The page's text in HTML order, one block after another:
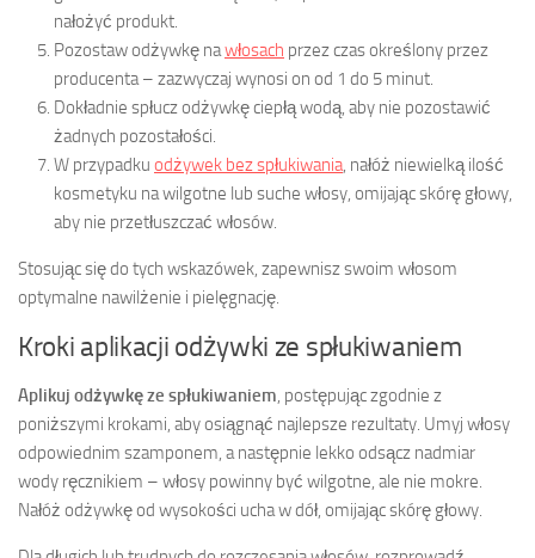
nałożyć produkt.
Pozostaw odżywkę nawłosach przez czas określony przez
producenta – zazwyczaj wynosi on od 1 do 5 minut.
Dokładnie spłucz odżywkę ciepłą wodą, aby nie pozostawić
żadnych pozostałości.
W przypadku odżywek bez spłukiwania , nałóż niewielką ilość
kosmetyku na wilgotne lub suche włosy, omijając skórę głowy,
aby nie przetłuszczać włosów.
Stosując się do tych wskazówek, zapewnisz swoim włosom
optymalne nawilżenie i pielęgnację.
Kroki aplikacji odżywki ze spłukiwaniem
Aplikuj odżywkę ze spłukiwaniem , postępując zgodnie z
poniższymi krokami, aby osiągnąć najlepsze rezultaty. Umyj włosy
odpowiednim szamponem, a następnie lekko odsącz nadmiar
wody ręcznikiem – włosy powinny być wilgotne, ale nie mokre.
Nałóż odżywkę od wysokości ucha w dół, omijając skórę głowy.